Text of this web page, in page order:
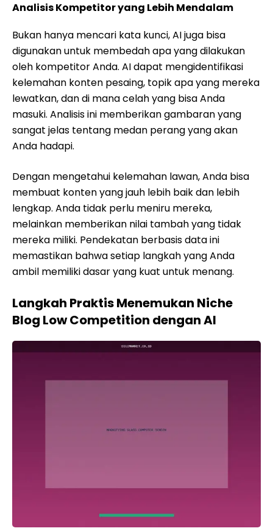
Analisis Kompetitor yang Lebih Mendalam
Bukan hanya mencari kata kunci, AI juga bisa
digunakan untuk membedah apa yang dilakukan
oleh kompetitor Anda. AI dapat mengidentifikasi
kelemahan konten pesaing, topik apa yang mereka
lewatkan, dan di mana celah yang bisa Anda
masuki. Analisis ini memberikan gambaran yang
sangat jelas tentang medan perang yang akan
Anda hadapi.
Dengan mengetahui kelemahan lawan, Anda bisa
membuat konten yang jauh lebih baik dan lebih
lengkap. Anda tidak perlu meniru mereka,
melainkan memberikan nilai tambah yang tidak
mereka miliki. Pendekatan berbasis data ini
memastikan bahwa setiap langkah yang Anda
ambil memiliki dasar yang kuat untuk menang.
Langkah Praktis Menemukan Niche
Blog Low Competition dengan AI